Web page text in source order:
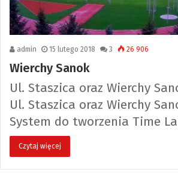
admin 15 lutego 2018 3 26 906
Wierchy Sanok
Ul. Staszica oraz Wierchy
Ul. Staszica oraz Wierchy
System do tworzenia Time
Czytaj więcej